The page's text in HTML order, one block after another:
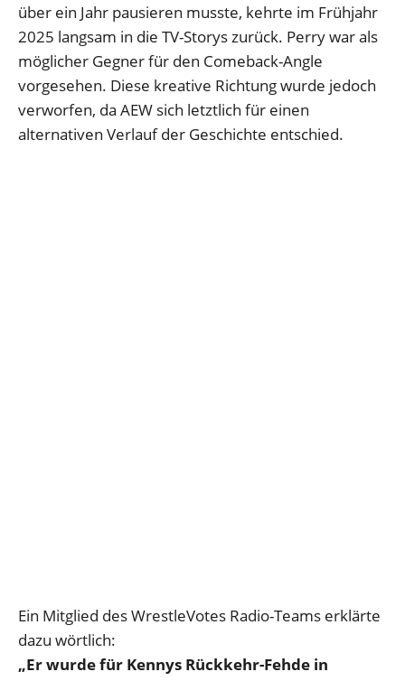
über ein Jahr pausieren musste, kehrte im Frühjahr
2025 langsam in die TV-Storys zurück. Perry war als
möglicher Gegner für den Comeback-Angle
vorgesehen. Diese kreative Richtung wurde jedoch
verworfen, da AEW sich letztlich für einen
alternativen Verlauf der Geschichte entschied.
Ein Mitglied des WrestleVotes Radio-Teams erklärte
dazu wörtlich:
„Er wurde für Kennys Rückkehr-Fehde in